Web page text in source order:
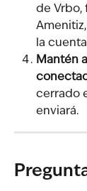
de Vrbo,
la
Mantén
cerrado
enviará.